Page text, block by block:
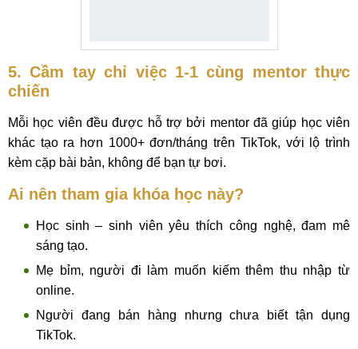
5. Cầm tay chỉ việc 1-1 cùng mentor thực
chiến
Mỗi học viên đều được hỗ trợ bởi mentor đã giúp học viên
khác tạo ra hơn 1000+ đơn/tháng trên TikTok, với lộ trình
kèm cặp bài bản, không để bạn tự bơi.
Ai nên tham gia khóa học này?
Học sinh – sinh viên yêu thích công nghệ, đam mê
sáng tạo.
Mẹ bỉm, người đi làm muốn kiếm thêm thu nhập từ
online.
Người đang bán hàng nhưng chưa biết tận dụng
TikTok.